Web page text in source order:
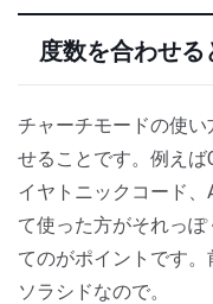
度数を合わせ
チャーチモードの使
せることです。例え
イヤトニックコード
て使った方がそれっ
てのがポイントです
ソラシドなので。